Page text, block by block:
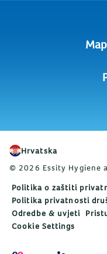
Hrvatska
© 2026 Essity Hygiene
Politika o zaštiti
Politika privatnosti
Odredbe & uvjeti
Cookie Settings